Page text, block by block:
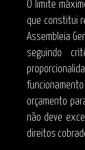
O limite
que constitui
Assembleia
seguindo
orçamento
não deve
direitos